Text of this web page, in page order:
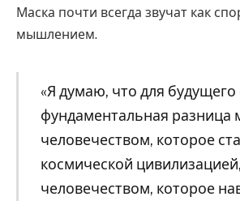
Маска почти всегда звучат как
мышлением.
«Я думаю, что для будущего
фундаментальная разница
человечеством, которое
космической
человечеством, которое